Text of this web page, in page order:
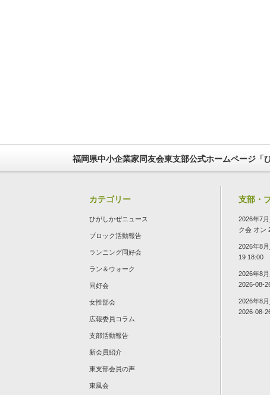
福岡県中小企業家同友会東支部公式ホームページ「
カテゴリー
ひがしかぜニュース
ブロック活動報告
ランニング同好会
ラン＆ウォーク
同好会
女性部会
広報委員コラム
支部活動報告
新会員紹介
東支部会員の声
東風会
支部・
2026年7
ク会 オン
2026年8
19 18:00
2026年8
2026-08-
2026年8
2026-08-